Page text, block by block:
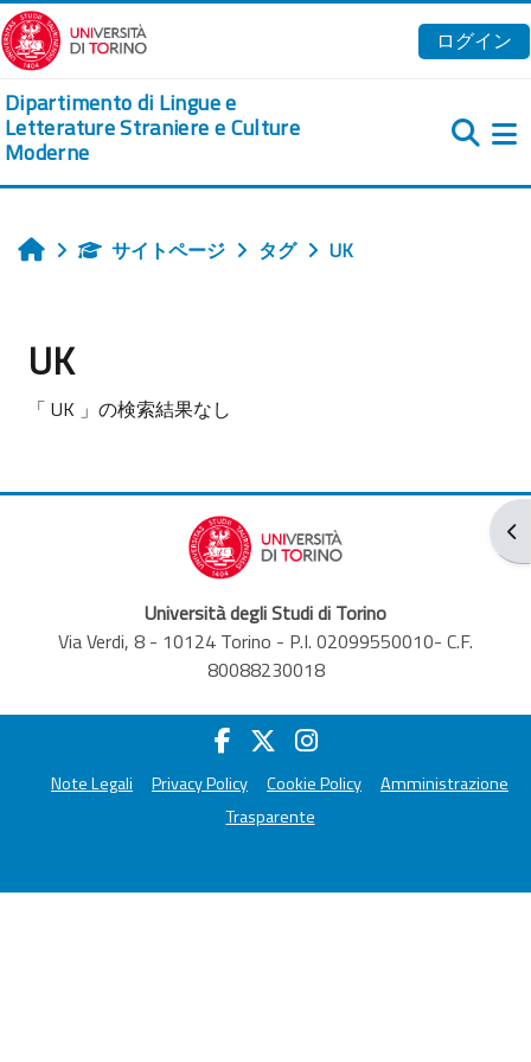
メインコンテンツへスキップする
ログイン
Dipartimento di Lingue e
Letterature Straniere e Culture
Moderne
ブ
ホームサイトページ タグ UK
UK
「 UK 」の検索結果なし
Università degli Studi di Torino
Via Verdi, 8 - 10124 Torino - P.I. 02099550010- C.F.
80088230018
Note Legali Privacy Policy Cookie Policy
Amministrazione
Trasparente